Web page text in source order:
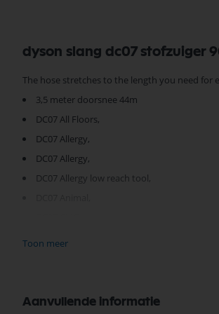
dyson slang dc07 stofzuiger
The hose stretches to the length you need for
3,5 meter doorsnee 44m
DC07 All Floors,
DC07 Allergy,
DC07 Allergy,
DC07 Allergy low reach tool,
DC07 Origin,
Toon meer
Aanvullende informatie